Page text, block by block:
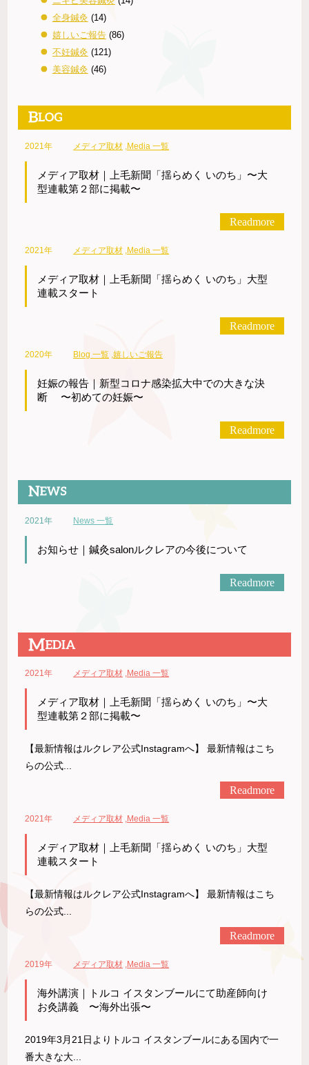
全身鍼灸 (14)
嬉しいご報告(86)
不妊鍼灸 (121)
美容鍼灸 (46)
2021年 メディア取材 ,Media 一覧
メディア取材｜上毛新聞「揺らめく いのち」〜大
型連載第２部に掲載〜
Readmore
2021年 メディア取材 ,Media 一覧
メディア取材｜上毛新聞「揺らめく いのち」大型
連載スタート
Readmore
2020年 Blog 一覧 ,嬉しいご報告
妊娠の報告｜新型コロナ感染拡大中での大きな決
断 〜初めての妊娠〜
Readmore
2021年 News 一覧
お知らせ｜鍼灸salonルクレアの今後について
Readmore
2021年 メディア取材 ,Media 一覧
メディア取材｜上毛新聞「揺らめく いのち」〜大
型連載第２部に掲載〜
【最新情報はルクレア公式Instagramへ】 最新情報はこち
らの公式...
Readmore
2021年 メディア取材 ,Media 一覧
メディア取材｜上毛新聞「揺らめく いのち」大型
連載スタート
【最新情報はルクレア公式Instagramへ】 最新情報はこち
らの公式...
Readmore
2019年 メディア取材 ,Media 一覧
海外講演｜トルコ イスタンブールにて助産師向け
お灸講義 〜海外出張〜
2019年3月21日よりトルコ イスタンブールにある国内で一
番大きな大...